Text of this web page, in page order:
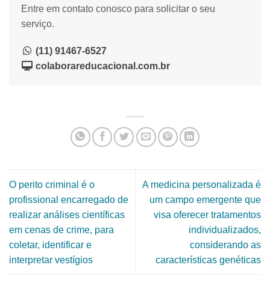
Entre em contato conosco para solicitar o seu
serviço.
(11) 91467-6527
colaborareducacional.com.br
O perito criminal é o
profissional encarregado de
realizar análises científicas
em cenas de crime, para
coletar, identificar e
interpretar vestígios
A medicina personalizada é
um campo emergente que
visa oferecer tratamentos
individualizados,
considerando as
características genéticas